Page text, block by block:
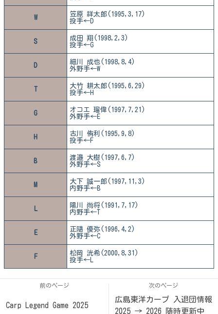
W
笠原 祥太郎(1995,3,17)
投手←D
S
成田 翔(1998,2,3)
投手←G
D
細川 成也(1998,8,4)
外野手←W
T
大竹 耕太郎(1995,6,29)
投手←H
G
オコエ 瑠偉(1997,7,21)
外野手←E
H
古川 侑利(1995,9,8)
投手←F
B
渡邉 大樹(1997,6,7)
外野手←S
M
大下 誠一郎(1997,11,3)
内野手←B
L
陽川 尚将(1991,7,17)
内野手←T
E
正隨 優弥(1996,4,2)
外野手←C
F
松岡 洸希(2000,8,31)
投手←L
前のページ
Carp Legend Game 2025
次のページ
広島東洋カープ 入退団情報
2025 → 2026 随時更新中